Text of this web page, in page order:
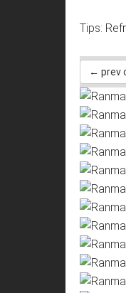
Tips:
← prev